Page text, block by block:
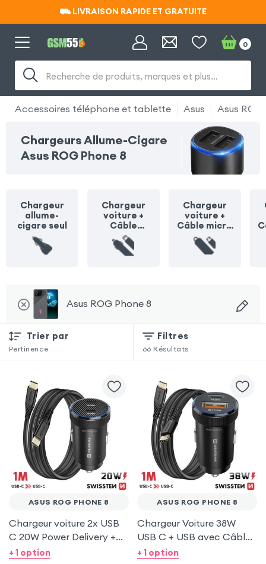
⛟ LIVRAISON RAPIDE ET GRATUITE
⛟ LIVRAISON RAPIDE ET GRATUITE
Recherche de produits, marques et plus…
0
Accessoires téléphone et tablette Asus Asus
Chargeurs Allume-Cigare
Asus ROG Phone 8
Chargeur
allume-
cigare seul
Chargeur
voiture +
Câble
Lightning
Chargeur
voiture +
Câble micro
USB
Asus ROG Phone 8
Trier par
Pertinence
Filtres
66 Résultats
ASUS ROG PHONE 8
Chargeur voiture 2x USB
C 20W Power Delivery +
Câble USB C 60W pour
+ 1 option
ASUS ROG PHONE 8
Chargeur Voiture 38W
USB C + USB avec Câble
type C Swissten pour
+ 1 option